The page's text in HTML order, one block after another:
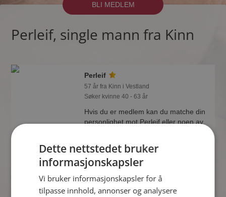
BLI MEDLEM
Perleif, single mann fra Kinn
Perleif
57 år fra Kinn i Vestland
Søker kvinne 40 - 63 år
Hvis du er medlem kan du matche din
personlighet mot Perleif eller noen av
Dette nettstedet bruker
informasjonskapsler
Vi bruker informasjonskapsler for å
tilpasse innhold, annonser og analysere